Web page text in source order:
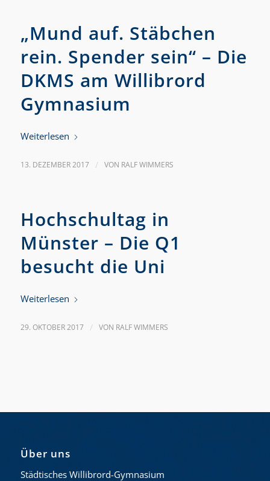
„Mund auf. Stäbchen
rein. Spender sein“ – Die
DKMS am Willibrord
Gymnasium
Weiterlesen
13. DEZEMBER 2017 / VON RALF WIMMERS
Hochschultag in
Münster – Die Q1
besucht die Uni
Weiterlesen
29. OKTOBER 2017 / VON RALF WIMMERS
Über uns
Städtisches Willibrord-Gymnasium